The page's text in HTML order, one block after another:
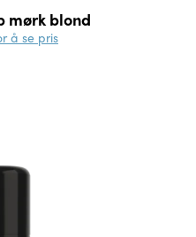
mørk blond
å se pris